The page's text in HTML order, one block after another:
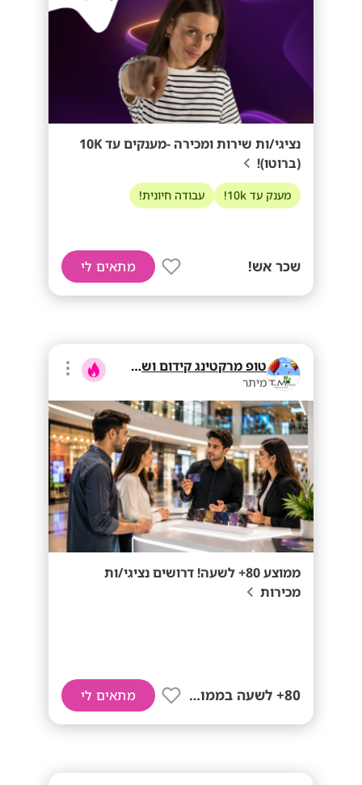
נציגי/ות שירות ומכירה -מענקים עד 10K
(ברוטו)!
מענק עד 10k! עבודה חיונית!
שכר אש! מתאים לי
טופ מרקטינג קידום ושיווק בע"מ
מיתר
ממוצע 80+ לשעה! דרושים נציגי/ות
מכירות
80+ לשעה בממוצע מתאים לי